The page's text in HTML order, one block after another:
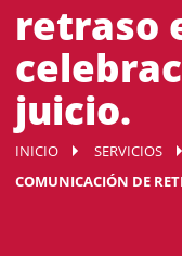
retraso
juicio.
INICIO SERVICIOS
COMUNICACIÓN DE